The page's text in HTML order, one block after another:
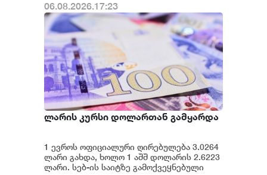
06.08.2026.17:23
ლარის კურსი დოლართან გამყარდა
1 ევროს ოფიციალური ღირებულება 3.0264
ლარი გახდა, ხოლო 1 აშშ დოლარის 2.6223
ლარი. სებ-ის საიტზე გამოქვეყნებული